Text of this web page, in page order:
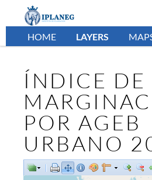
HOME LAYERS
ÍNDICE DE
POR AGEB
URBANO